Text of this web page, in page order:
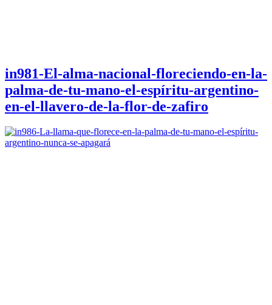
in981-El-alma-nacional-floreciendo-en-la-
palma-de-tu-mano-el-espíritu-argentino-
en-el-llavero-de-la-flor-de-zafiro